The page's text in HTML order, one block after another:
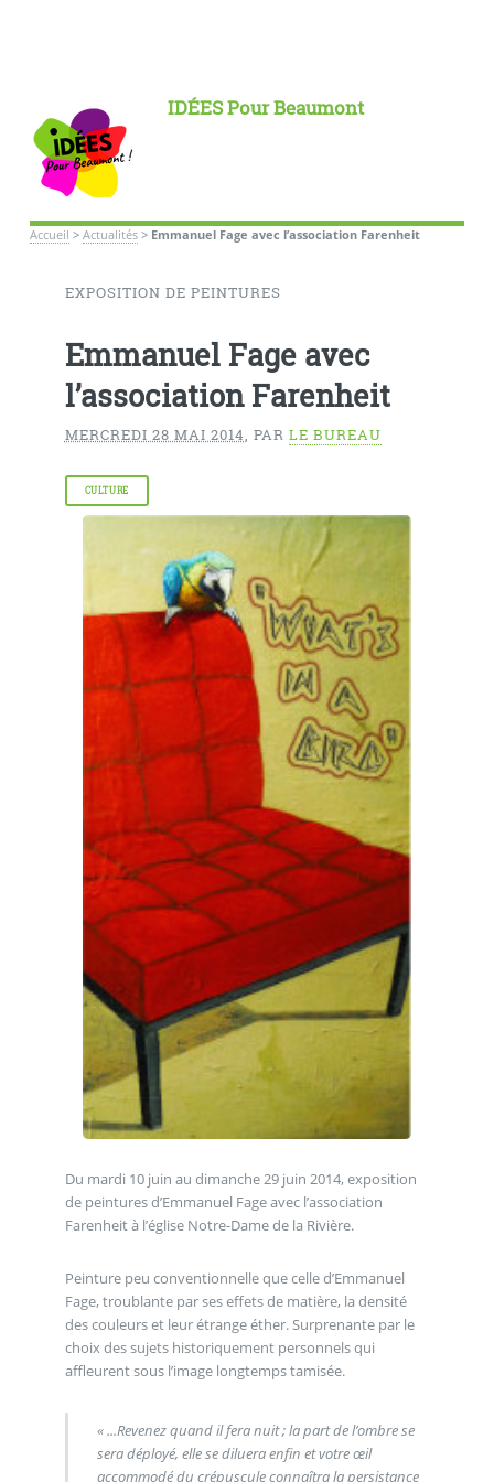
IDÉES Pour Beaumont
Accueil > Actualités> Emmanuel Fage avec l’association Farenheit
EXPOSITION DE PEINTURES
Emmanuel Fage avec
l’association Farenheit
MERCREDI 28 MAI 2014, PAR LE BUREAU
CULTURE
Du mardi 10 juin au dimanche 29 juin 2014, exposition
de peintures d’Emmanuel Fage avec l’association
Farenheit à l’église Notre-Dame de la Rivière.
Peinture peu conventionnelle que celle d’Emmanuel
Fage, troublante par ses effets de matière, la densité
des couleurs et leur étrange éther. Surprenante par le
choix des sujets historiquement personnels qui
affleurent sous l’image longtemps tamisée.
« ...Revenez quand il fera nuit ; la part de l’ombre se
sera déployé, elle se diluera enfin et votre œil
accommodé du crépuscule connaîtra la persistance